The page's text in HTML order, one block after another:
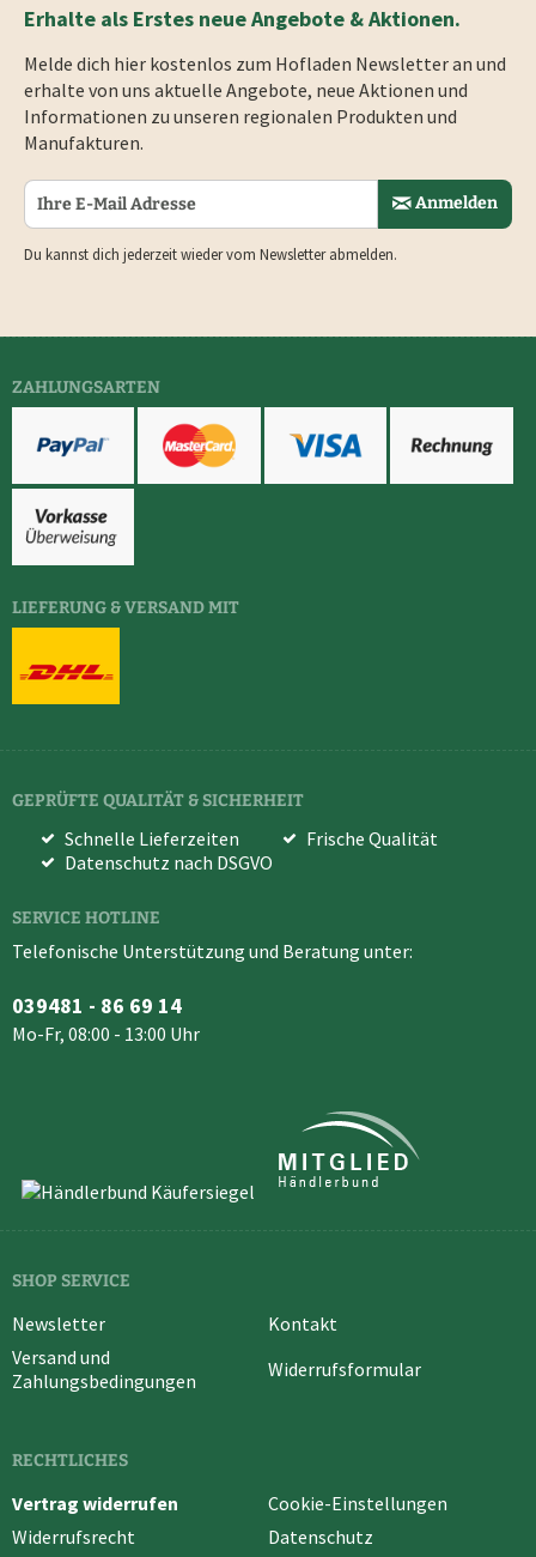
Erhalte als Erstes neue Angebote & Aktionen.
Melde dich hier kostenlos zum Hofladen Newsletter an und
erhalte von uns aktuelle Angebote, neue Aktionen und
Informationen zu unseren regionalen Produkten und
Manufakturen.
Anmelden
Du kannst dich jederzeit wieder vom Newsletter abmelden.
ZAHLUNGSARTEN
LIEFERUNG & VERSAND MIT
GEPRÜFTE QUALITÄT & SICHERHEIT
Schnelle Lieferzeiten
Frische Qualität
Datenschutz nach DSGVO
SERVICE HOTLINE
Telefonische Unterstützung und Beratung unter:
039481 - 86 69 14
Mo-Fr, 08:00 - 13:00 Uhr
SHOP SERVICE
Newsletter
Kontakt
Versand und
Zahlungsbedingungen
Widerrufsformular
RECHTLICHES
Vertrag widerrufen
Cookie-Einstellungen
Widerrufsrecht
Datenschutz